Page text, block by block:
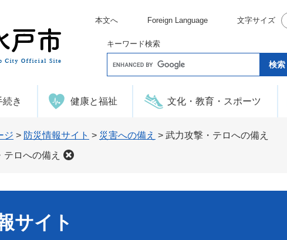
本文へ Foreign Language 文字サイズ
キーワード検索
o
e
タ
ム
き 健康と福祉 文化・教育・スポーツ
ジ > 防災情報サイト > 災害への備え > 武力攻撃・テロへの備え
テロへの備え
サイト